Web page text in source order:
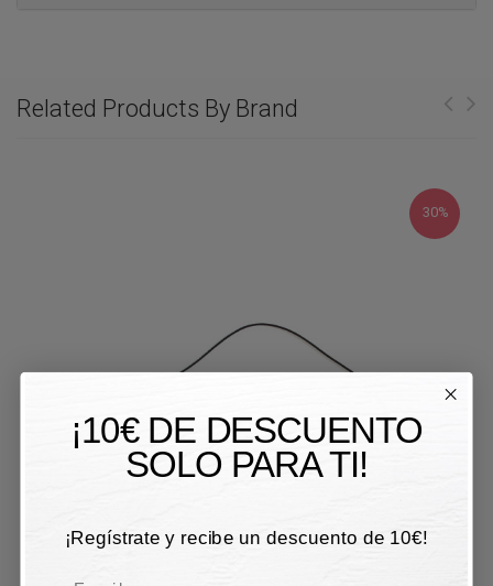
Related Products By Brand
30%
¡10€ DE DESCUENTO
SOLO PARA TI!
¡Regístrate y recibe un descuento de 10€!